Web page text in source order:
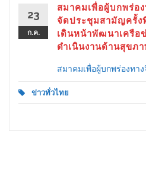
23
ก.ค.
สมาคมเพื่อผู้บกพร่อ
จัดประชุมสามัญครั้ง
เดินหน้าพัฒนาเครือ
ดำเนินงานด้านสุขภ
สมาคมเพื่อผู้บกพร่องทา
ข่าวทั่วไทย